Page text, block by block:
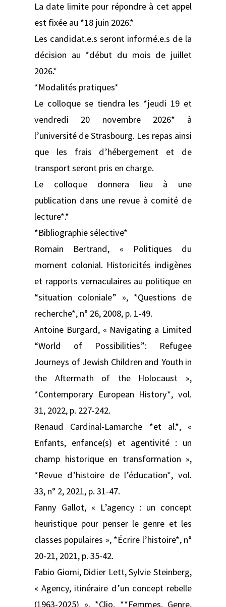
La date limite pour répondre à cet appel
est fixée au *18 juin 2026.*
Les candidat.e.s seront informé.e.s de la
décision au *début du mois de juillet
2026.*
*Modalités pratiques*
Le colloque se tiendra les *jeudi 19 et
vendredi 20 novembre 2026* à
l’université de Strasbourg. Les repas ainsi
que les frais d’hébergement et de
transport seront pris en charge.
Le colloque donnera lieu à une
publication dans une revue à comité de
lecture*.*
*Bibliographie sélective*
Romain Bertrand, « Politiques du
moment colonial. Historicités indigènes
et rapports vernaculaires au politique en
“situation coloniale” », *Questions de
recherche*, n° 26, 2008, p. 1-49.
Antoine Burgard, « Navigating a Limited
“World of Possibilities”: Refugee
Journeys of Jewish Children and Youth in
the Aftermath of the Holocaust »,
*Contemporary European History*, vol.
31, 2022, p. 227-242.
Renaud Cardinal-Lamarche *et al.*, «
Enfants, enfance(s) et agentivité : un
champ historique en transformation »,
*Revue d’histoire de l’éducation*, vol.
33, n° 2, 2021, p. 31-47.
Fanny Gallot, « L’agency : un concept
heuristique pour penser le genre et les
classes populaires », *Écrire l’histoire*, n°
20-21, 2021, p. 35-42.
Fabio Giomi, Didier Lett, Sylvie Steinberg,
« Agency, itinéraire d’un concept rebelle
(1963-2025) », *Clio. **Femmes, Genre,